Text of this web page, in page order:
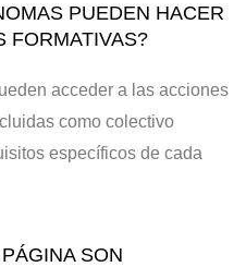
PUEDEN HACER
FORMATIVAS?
acceder a las acciones
como colectivo
específicos de cada
SON